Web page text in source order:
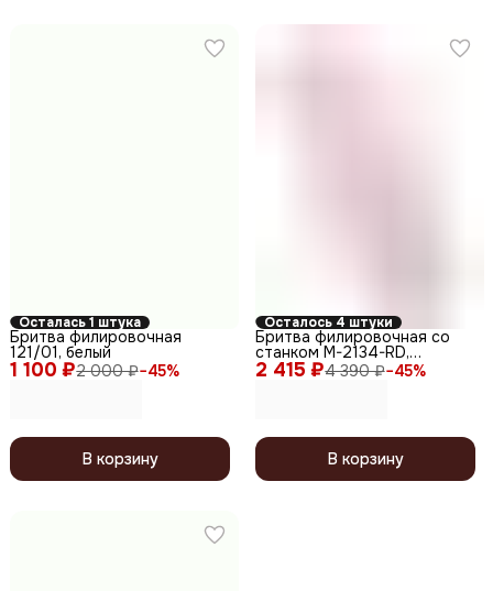
Осталась 1 штука
1 100 ₽2 000 ₽−45%
Бритва филировочная
121/01, белый
В корзину
Осталось 4 штуки
2 415 ₽4 390 ₽−45%
Бритва филировочная со
станком M-2134-RD,
красный
В корзину